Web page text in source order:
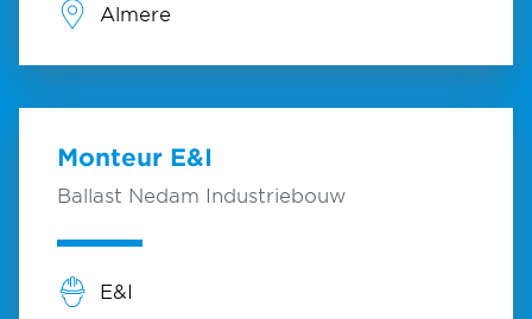
Almere
Monteur E&I
Ballast Nedam Industriebouw
E&I